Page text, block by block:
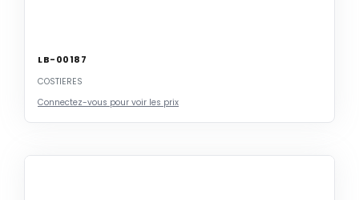
LB-00187
COSTIERES
Connectez-vous pour voir les prix